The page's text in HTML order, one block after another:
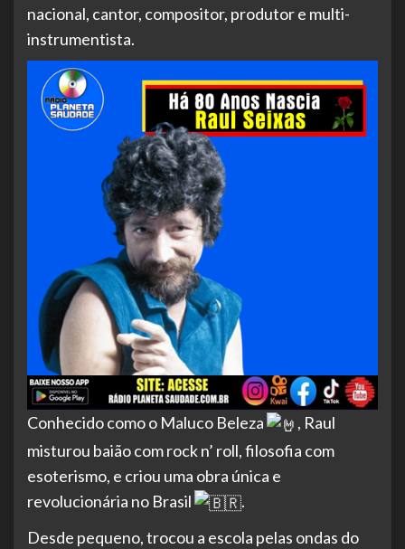
nacional, cantor, compositor, produtor e multi-
instrumentista.
Conhecido como o Maluco Beleza
, Raul
misturou baião com rock n’ roll, filosofia com
esoterismo, e criou uma obra única e
revolucionária no Brasil
.
Desde pequeno, trocou a escola pelas ondas do